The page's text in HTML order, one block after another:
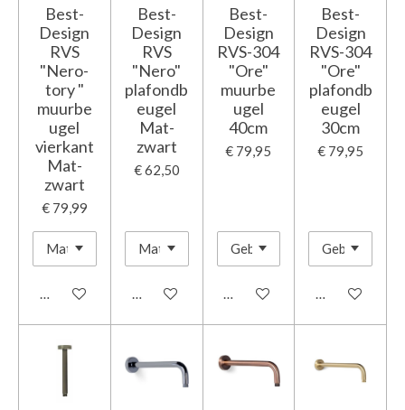
Best-
Design
RVS
"Nero-
tory "
muurbe
ugel
vierkant
Mat-
zwart
€ 79,99
In winkelwagen
Best-
Design
RVS
"Nero"
plafondb
eugel
Mat-
zwart
€ 62,50
In winkelwagen
Best-
Design
RVS-304
"Ore"
muurbe
ugel
40cm
€ 79,95
In winkelwagen
Best-
Design
RVS-304
"Ore"
plafondb
eugel
30cm
€ 79,95
In